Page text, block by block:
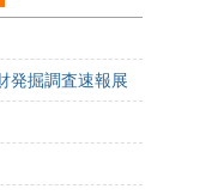
発掘調査速報展